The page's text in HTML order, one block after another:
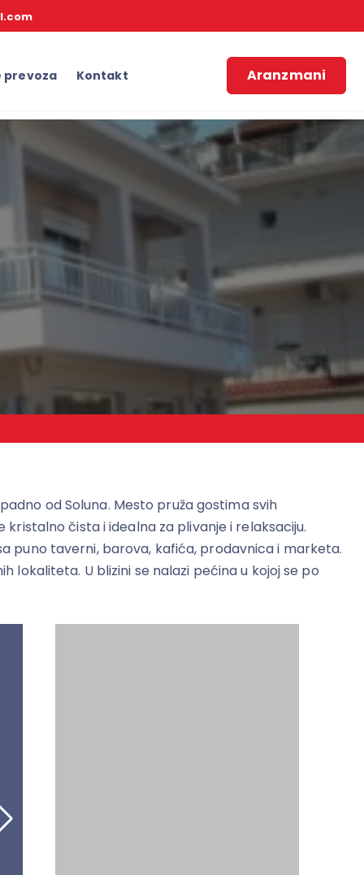
prevoza Kontakt Aranzmani
od Soluna. Mesto pruža gostima svih
čista i idealna za plivanje i relaksaciju.
puno taverni, barova, kafića, prodavnica i marketa.
lokaliteta. U blizini se nalazi pećina u kojoj se po